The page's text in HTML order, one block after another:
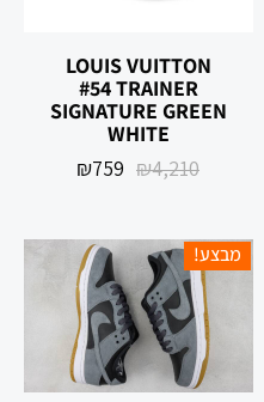
‏LOUIS VUITTON
TRAINER ‏#54
SIGNATURE GREEN
WHITE
₪4,210
₪759
מבצע!